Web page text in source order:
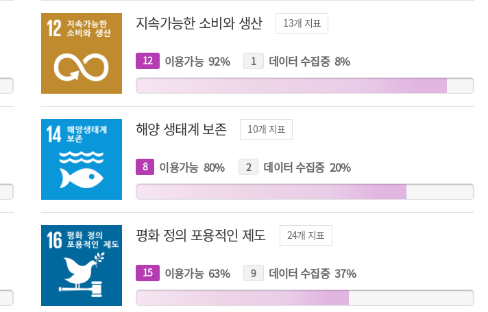
지속가능한 소비와 생산 13개 지표
12개
지
표
이용가능 92% 1개
지
표
데이터 수집중 8%
해양 생태계 보존 10개 지표
8개
지
표
이용가능 80% 2개
지
표
데이터 수집중 20%
평화 정의 포용적인 제도 24개 지표
15개
지
표
이용가능 63% 9개
지
표
데이터 수집중 37%